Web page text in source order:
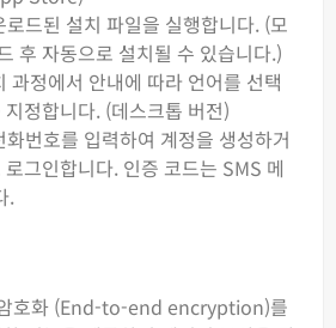
로드된 설치 파일을 실행합니다. (모
후 자동으로 설치될 수 있습니다.)
과정에서 안내에 따라 언어를 선택
정합니다. (데스크톱 버전)
화번호를 입력하여 계정을 생성하거
그인합니다. 인증 코드는 SMS 메
.
호화 (End-to-end encryption)를